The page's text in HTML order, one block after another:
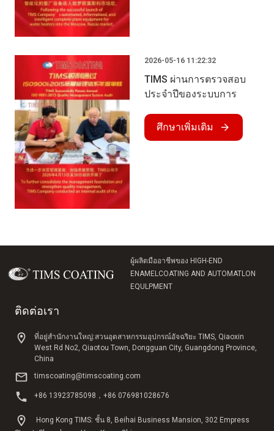
2026-05-16 11:22:32
TIMS ผ่านการตรวจสอบ
ประจําปีของระบบการ
9001:2015 เรียบร้อยแล้ว
ศึกษาเพิ่มเติม
ผู้ผลิตมืออาชีพของ HIGH-END
ENAMELCOATING AND AUTOMATLON
EQULPMENT
ติดต่อเรา
ที่อยู่สํานักงานใหญ่:สวนอุตสาหกรรมอุปกรณ์อัจฉริยะ TIMS, Qiaoxin
West Rd No2, Qiaotou Town, Dongguan City, Guangdong Province,
China
timscoating@timscoating.com
+86 13923785098，+86 076981028676
Hong Kong TIMS: ชั้น 8, Beihai Business Mansion, 302 Empress